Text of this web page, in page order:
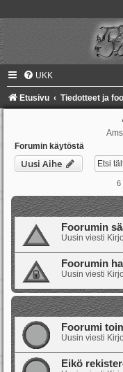
UKK
Etusivu Tiedotteet ja
Forumin käytöstä
Uusi Aihe
6
Foorumin
Uusin viesti
Foorumin
Uusin viesti
Foorumi
Uusin viesti
Eikö